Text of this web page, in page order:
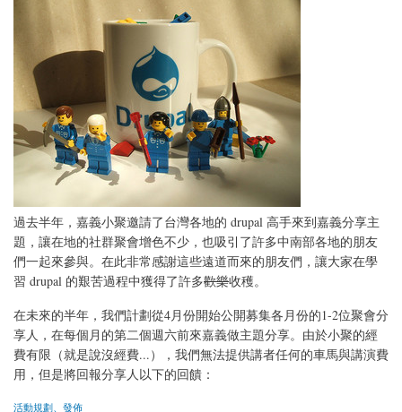
過去半年，嘉義小聚邀請了台灣各地的 drupal 高手來到嘉義分享主
題，讓在地的社群聚會增色不少，也吸引了許多中南部各地的朋友
們一起來參與。在此非常感謝這些遠道而來的朋友們，讓大家在學
習 drupal 的艱苦過程中獲得了許多歡樂收穫。
在未來的半年，我們計劃從4月份開始公開募集各月份的1-2位聚會分
享人，在每個月的第二個週六前來嘉義做主題分享。由於小聚的經
費有限（就是說沒經費...），我們無法提供講者任何的車馬與講演費
用，但是將回報分享人以下的回饋：
活動規劃、發佈